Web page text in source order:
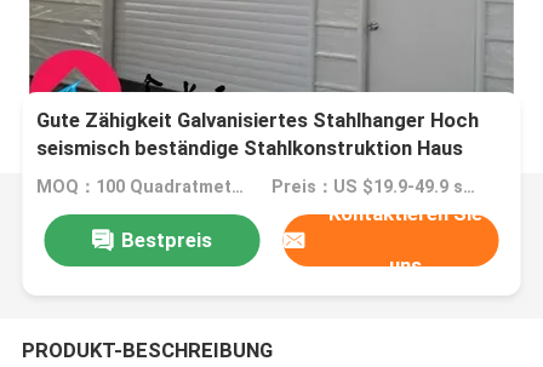
Gute Zähigkeit Galvanisiertes Stahlhanger Hoch
seismisch beständige Stahlkonstruktion Haus
MOQ：100 Quadratmeter Preis：US $19.9-49.9 square meter
Bestpreis
Kontaktieren Sie
uns
PRODUKT-BESCHREIBUNG